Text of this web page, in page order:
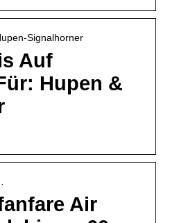
Signalhorner
Auf
Hupen &
Air